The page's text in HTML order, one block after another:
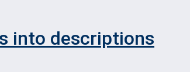
into descriptions